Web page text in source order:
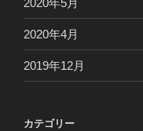
2020年5月
2020年4月
2019年12月
カテゴリー